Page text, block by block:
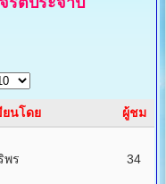
ยนโดย ผู้ชม
พร 34